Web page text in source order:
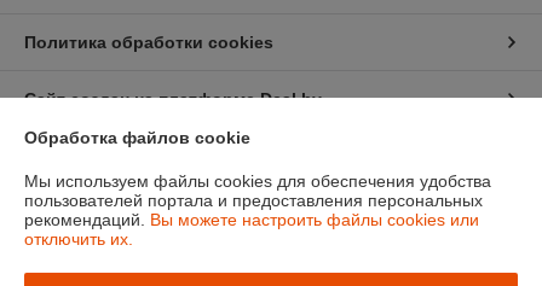
Политика обработки cookies
Сайт создан на платформе Deal.by
Информация для покупателя
Индивидуальный предприниматель:Ип Грудько Наталья Викторовна
Брестская область Г.Лунинец
Регистрационный номер ЕГР: 290974251
Обработка файлов cookie
Мы используем файлы cookies для обеспечения удобства
пользователей портала и предоставления персональных
рекомендаций. Вы можете настроить файлы cookies или
отключить их.